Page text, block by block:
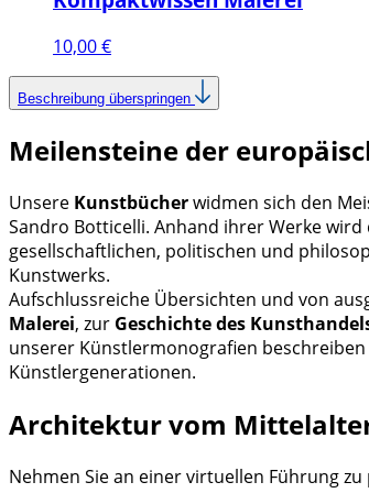
10,00€
Beschreibung überspringen
Meilensteine der
Unsere Kunstbücherwidmen sich den
Sandro Botticelli. Anhand ihrer Werke
gesellschaftlichen, politischen und
Kunstwerks.
Aufschlussreiche Übersichten und von
Malerei, zur Geschichte des
unserer Künstlermonografien
Künstlergenerationen.
Architektur vom
Nehmen Sie an einer virtuellen Führung